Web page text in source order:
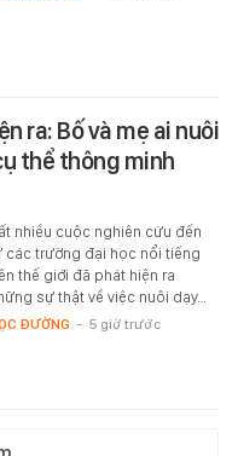
ra: Bố và mẹ ai nuôi
thể thông minh
nhiều cuộc nghiên cứu đến
các trường đại học nổi tiếng
thế giới đã phát hiện ra
sự thật về việc nuôi dạy…
ĐƯỜNG - 5 giờ trước